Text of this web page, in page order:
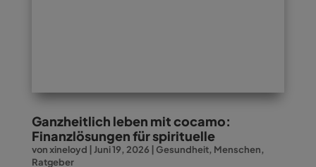
Ganzheitlich leben mit cocamo:
Finanzlösungen für spirituelle
vonxineloyd Juni 19, 2026 Gesundheit, Menschen,
Ratgeber